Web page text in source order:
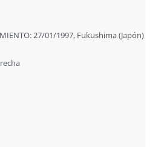
27/01/1997, Fukushima (Japón)